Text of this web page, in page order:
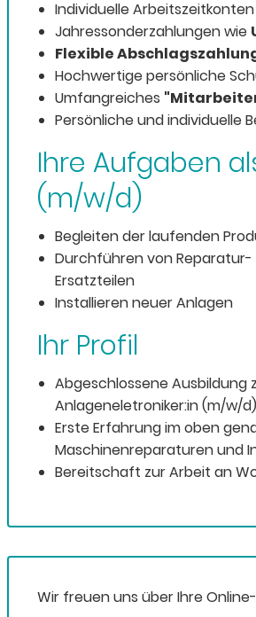
Individuelle
Jahressonderzahlungen wie
Flexible
Hochwertige persönliche
Umfangreiches
Persönliche und individuelle
Ihre Aufgaben
(m/w/d)
Begleiten der laufenden
Durchführen von Reparatur-
Ersatzteilen
Installieren neuer Anlagen
Ihr Profil
Abgeschlossene Ausbildung
Anlageneletroniker:in (m/w/d)
Erste Erfahrung im oben
Maschinenreparaturen und
Bereitschaft zur Arbeit an
Wir freuen uns über Ihre